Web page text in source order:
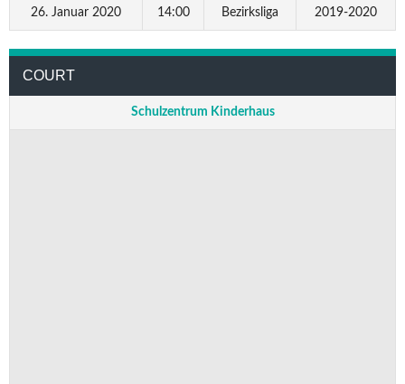
26. Januar 2020 14:00 Bezirksliga 2019-2020
COURT
Schulzentrum Kinderhaus